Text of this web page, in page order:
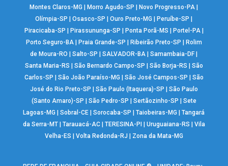
Montes Claros-MG |Morro Agudo-SP |Novo Progresso-PA |
Olímpia-SP |Osasco-SP |Ouro Preto-MG |Peruíbe-SP |
Piracicaba-SP | Pirassununga-SP | Ponta Porã-MS | Portel-PA|
Porto Seguro-BA| Praia Grande-SP | Ribeirão Preto-SP | Rolim
de Moura-RO |Salto-SP |SALVADOR-BA |Samambaia-DF |
Santa Maria-RS | São Bernardo Campo-SP | São Borja-RS | São
Carlos-SP | São João Paraíso-MG | São José Campos-SP | São
José do Rio Preto-SP | São Paulo (Itaquera)-SP | São Paulo
(Santo Amaro)-SP | São Pedro-SP | Sertãozinho-SP | Sete
Lagoas-MG |Sobral-CE |Sorocaba-SP |Taiobeiras-MG |Tangará
da Serra-MT| Tarauacá-AC| TERESINA-PI | Uruguaiana-RS | Vila
Velha-ES | Volta Redonda-RJ | Zona da Mata-MG